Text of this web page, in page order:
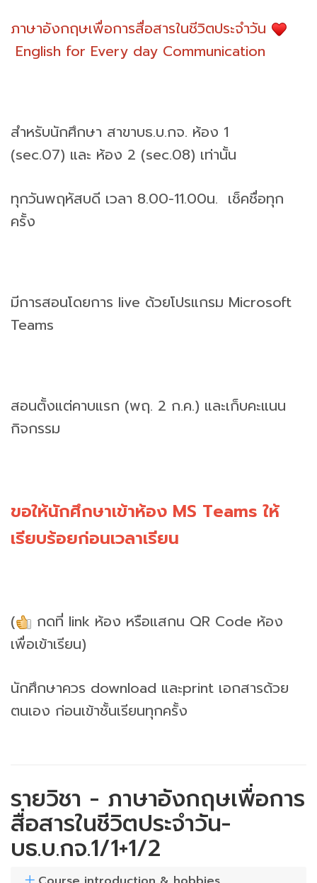
ภาษาอังกฤษเพื่อการสื่อสารในชีวิตประจำวัน
English for Every day Communication
สำหรับนักศึกษา สาขาบธ.บ.กจ. ห้อง 1
(sec.07) และ ห้อง 2 (sec.08) เท่านั้น
ทุกวันพฤหัสบดี เวลา 8.00-11.00น. เช็คชื่อทุก
ครั้ง
มีการสอนโดยการ live ด้วยโปรแกรม Microsoft
Teams
สอนตั้งแต่คาบแรก (พฤ. 2 ก.ค.) และเก็บคะแนน
กิจกรรม
ขอให้นักศึกษาเข้าห้อง MS Teams ให้
เรียบร้อยก่อนเวลาเรียน
(
กดที่ link ห้อง หรือแสกน QR Code ห้อง
เพื่อเข้าเรียน)
นักศึกษาควร download และprint เอกสารด้วย
ตนเอง ก่อนเข้าชั้นเรียนทุกครั้ง
รายวิชา - ภาษาอังกฤษเพื่อการ
สื่อสารในชีวิตประจำวัน-
บธ.บ.กจ.1/1+1/2